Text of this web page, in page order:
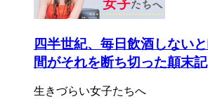
四半世紀、毎日飲酒しない
間がそれを断ち切った顛末記
生きづらい女子たちへ